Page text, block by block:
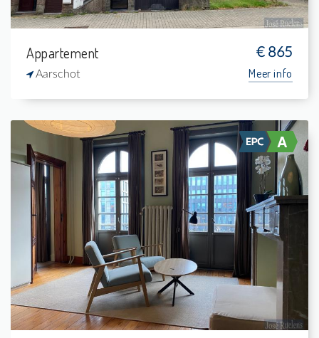
Appartement € 865
Aarschot Meer info
Te Huur: Studio
-
-
1
37 m²